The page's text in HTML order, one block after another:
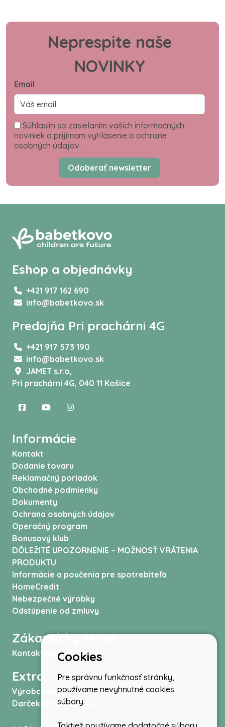
Neprespite naše
NOVINKY
Email
Súhlasím so zasielaním vašich informačných
noviniek a prijímam vyhlásenie o ochrane
osobných údajov.
Odoberať newsletter
Eshop a objednávky
+421 917 162 690
info@babetkovo.sk
Predajňa Pri prachárni 4G
+421 917 573 190
info@babetkovo.sk
JAMET s.r.o,
Pri prachárni 4G, 040 11 Košice
Informácie
Kontakt
Dodanie tovaru
Reklamačný poriadok
Obchodné podmienky
Dokumenty
Ochrana osobných údajov
Operačný program
Bonusový klub
DÔLEŽITÉ UPOZORNENIE – MOŽNOSŤ VRÁTENIA
PRODUKTU
Informácie a poučenia pre spotrebiteľa
HomeCredit
Nebezpečné výrobky
Odstúpenie od zmluvy
Zákaznícky servis
Kontaktujte nás
Extra
Výrobcovia
Darčekové poukážky
Cookies
Pre správnu funkčnosť stránky,
používame nevyhnutné cookies
súbory.